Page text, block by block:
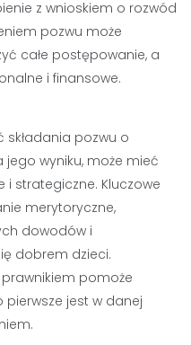
z wnioskiem o rozwód
pozwu może
całe postępowanie, a
i finansowe.
składania pozwu o
wyniku, może mieć
strategiczne. Kluczowe
merytoryczne,
dowodów i
dobrem dzieci.
pomoże
pierwsze jest w danej